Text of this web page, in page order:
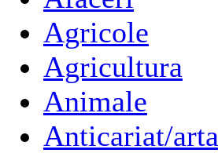
Agricole
Agricultura
Animale
Anticariat/arta